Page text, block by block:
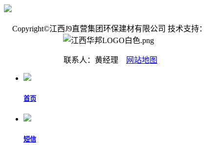
Copyright©江西J9直营集团环保建材有限公司 技术支持：
联系人：黄经理 网站地图
首页
短信